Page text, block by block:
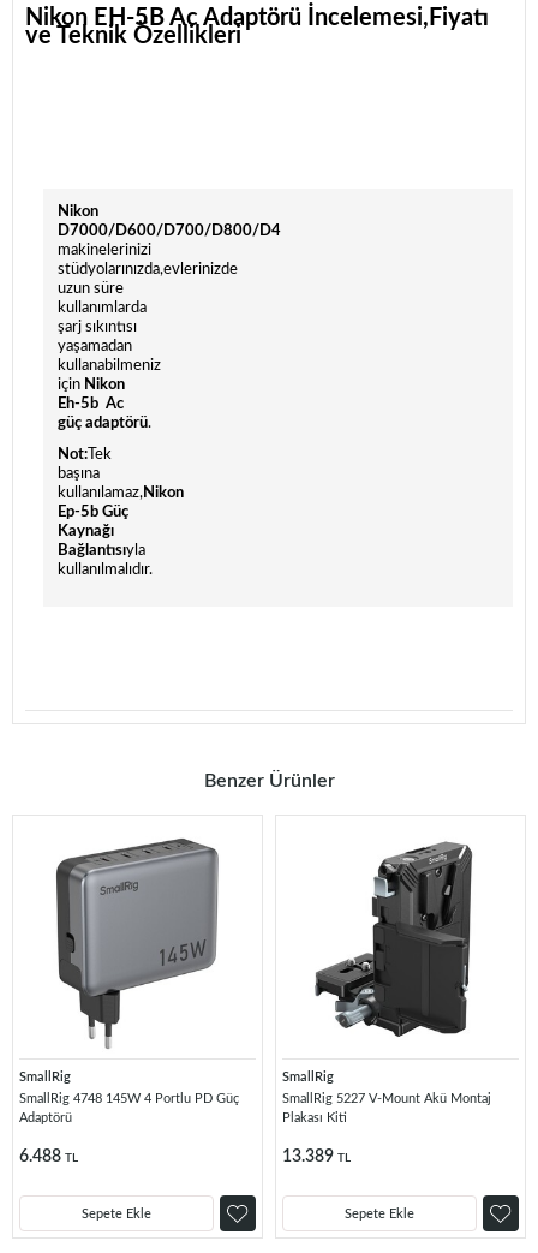
Nikon EH-5B AcAdaptörü İncelemesi,Fiyatı
ve Teknik Özellikleri
Nikon
D7000/D600/D700/D800/D4
makinelerinizi
stüdyolarınızda,evlerinizde
uzun süre
kullanımlarda
şarj sıkıntısı
yaşamadan
kullanabilmeniz
için Nikon
Eh-5b Ac
güç adaptörü.
Not: Tek
başına
kullanılamaz,Nikon
Ep-5b Güç
Kaynağı
Bağlantısıyla
kullanılmalıdır.
Benzer Ürünler
SmallRig
SmallRig 4748 145W 4 Portlu PD Güç
Adaptörü
6.488 TL
Sepete Ekle
SmallRig
SmallRig 5227 V-Mount Akü Montaj
Plakası Kiti
13.389 TL
Sepete Ekle